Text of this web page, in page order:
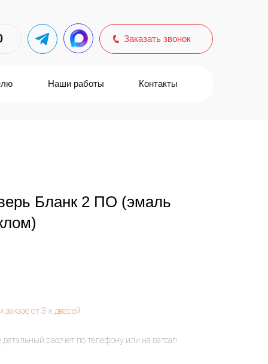
Заказать звонок
Контакты
Наши работы
Бланк 2 ПО (эмаль